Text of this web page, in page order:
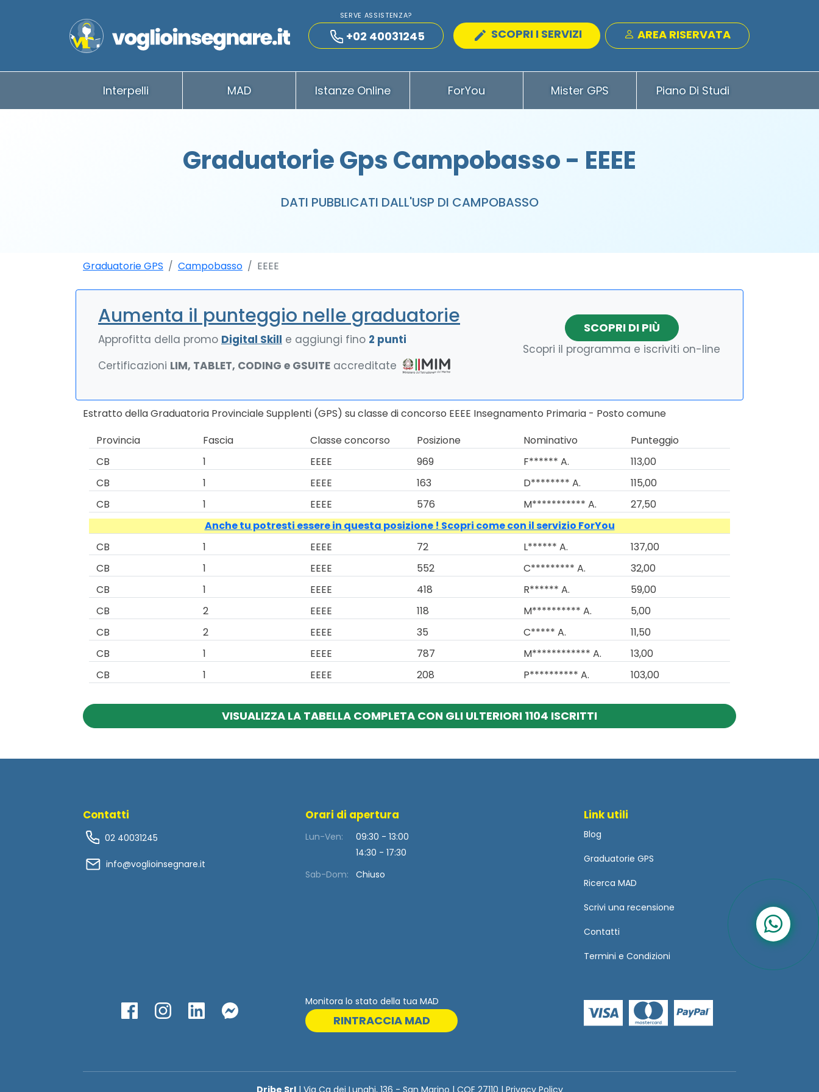
SERVE ASSISTENZA?
+02 40031245 SCOPRI I SERVIZI AREA RISERVATA
Interpelli MAD Istanze Online ForYou Mister GPS Piano Di Studi
Graduatorie Gps Campobasso - EEEE
DATI PUBBLICATI DALL'USP DI CAMPOBASSO
Graduatorie GPS Campobasso EEEE
Aumenta il punteggio nelle graduatorie
Approfitta della promo Digital Skill e aggiungi fino 2 punti
Certificazioni LIM, TABLET, CODING e GSUITE accreditate
SCOPRI DI PIÙ
Scopri il programma e iscriviti on-line
Estratto della Graduatoria Provinciale Supplenti (GPS) su classe di concorso EEEE Insegnamento Primaria - Posto comune
Provincia
Fascia Classe concorso Posizione Nominativo
Punteggio
CB
1 EEEE 969 F****** A.
113,00
CB
1 EEEE 163 D******** A.
115,00
CB
1 EEEE 576 M*********** A.
27,50
Anche tu potresti essere in questa posizione ! Scopri come con il servizio ForYou
CB
1 EEEE 72 L****** A.
137,00
CB
1 EEEE 552 C********* A.
32,00
CB
1 EEEE 418 R****** A.
59,00
CB
2 EEEE 118 M********** A.
5,00
CB
2 EEEE 35 C***** A.
11,50
CB
1 EEEE 787 M************ A.
13,00
CB
1 EEEE 208 P********** A. 103,00
VISUALIZZA LA TABELLA COMPLETA CON GLI ULTERIORI 1104 ISCRITTI
Contatti
02 40031245
info@voglioinsegnare.it
Orari di apertura
Lun-Ven:
09:30 - 13:00
14:30 - 17:30
Sab-Dom:
Chiuso
Link utili
Blog
Graduatorie GPS
Ricerca MAD
Scrivi una recensione
Contatti
Termini e Condizioni
Monitora lo stato della tua MAD
RINTRACCIA MAD
Dribe Srl| Via Ca dei Lunghi, 136 - San Marino | COE 27110 | Privacy Policy